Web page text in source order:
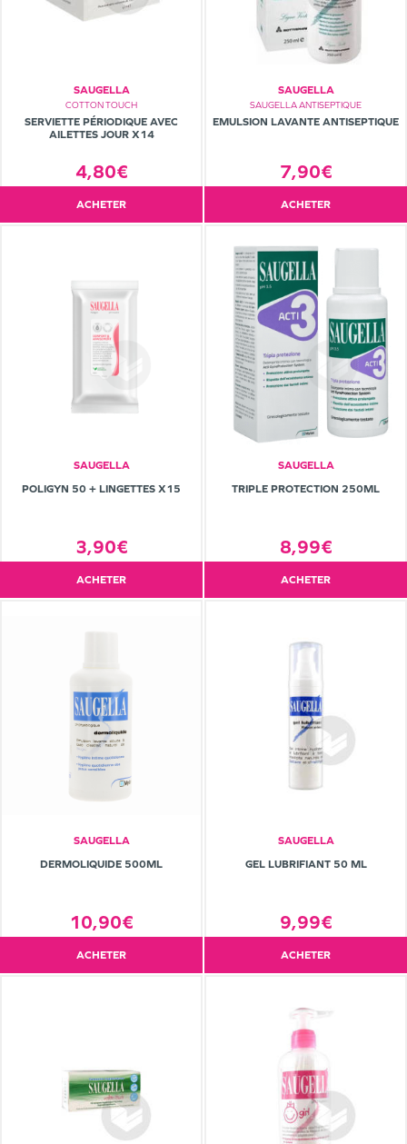
SAUGELLA
COTTON TOUCH
SERVIETTE PÉRIODIQUE AVEC
AILETTES JOUR X14
4,80€
ACHETER
SAUGELLA
SAUGELLA ANTISEPTIQUE
EMULSION LAVANTE ANTISEPTIQUE
7,90€
ACHETER
SAUGELLA
POLIGYN 50 + LINGETTES X15
3,90€
ACHETER
SAUGELLA
TRIPLE PROTECTION 250ML
8,99€
ACHETER
SAUGELLA
DERMOLIQUIDE 500ML
10,90€
ACHETER
SAUGELLA
GEL LUBRIFIANT 50 ML
9,99€
ACHETER